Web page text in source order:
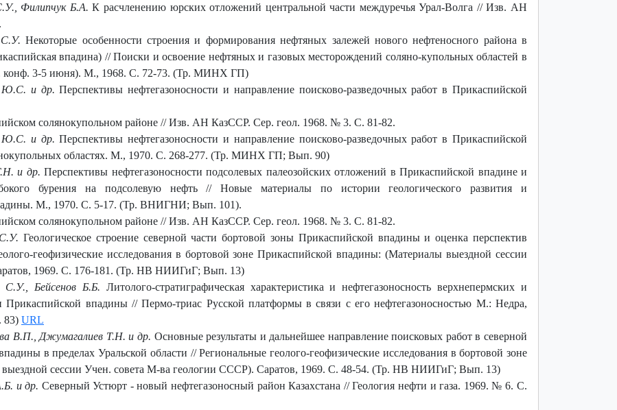
Филипчук Б.А. К расчленению юрских отложений центральной части междуречья Урал-Волга // Изв. АН
С.У.Некоторые особенности строения и формирования нефтяных залежей нового нефтеносного района в
впадина) // Поиски и освоение нефтяных и газовых месторождений соляно-купольных областей в
конф. 3-5 июня). М., 1968. С. 72-73. (Тр. МИНХ ГП)
Ю.С. и др.Перспективы нефтегазоносности и направление поисково-разведочных работ в Прикаспийской
солянокупольном районе // Изв. АН КазССР. Сер. геол. 1968. № 3. С. 81-82.
Ю.С. и др.Перспективы нефтегазоносности и направление поисково-разведочных работ в Прикаспийской
областях. М., 1970. С. 268-277. (Тр. МИНХ ГП; Вып. 90)
и др. Перспективы нефтегазоносности подсолевых палеозойских отложений в Прикаспийской впадине и
бурения на подсолевую нефть // Новые материалы по истории геологического развития и
М., 1970. С. 5-17. (Тр. ВНИГНИ; Вып. 101).
солянокупольном районе // Изв. АН КазССР. Сер. геол. 1968. № 3. С. 81-82.
Геологическое строение северной части бортовой зоны Прикаспийской впадины и оценка перспектив
геофизические исследования в бортовой зоне Прикаспийской впадины: (Материалы выездной сессии
1969. С. 176-181. (Тр. НВ НИИГиГ; Вып. 13)
С.У., Бейсенов Б.Б. Литолого-стратиграфическая характеристика и нефтегазоносность верхнепермских и
Прикаспийской впадины // Пермо-триас Русской платформы в связи с его нефтегазоносностью М.: Недра,
83) URL
В.П., Джумагалиев Т.Н. и др. Основные результаты и дальнейшее направление поисковых работ в северной
в пределах Уральской области // Региональные геолого-геофизические исследования в бортовой зоне
сессии Учен. совета М-ва геологии СССР). Саратов, 1969. С. 48-54. (Тр. НВ НИИГиГ; Вып. 13)
и др. Северный Устюрт - новый нефтегазоносный район Казахстана // Геология нефти и газа. 1969. № 6. С.